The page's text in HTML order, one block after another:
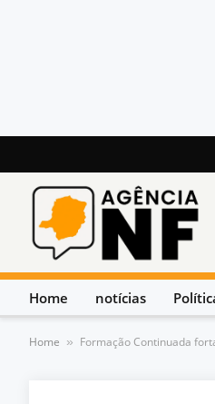
Home notícias
Home » Formação Continuada